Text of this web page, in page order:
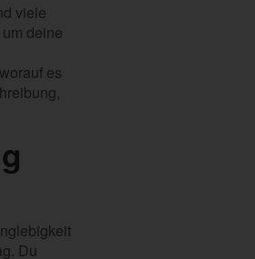
viele
deine
es
Du